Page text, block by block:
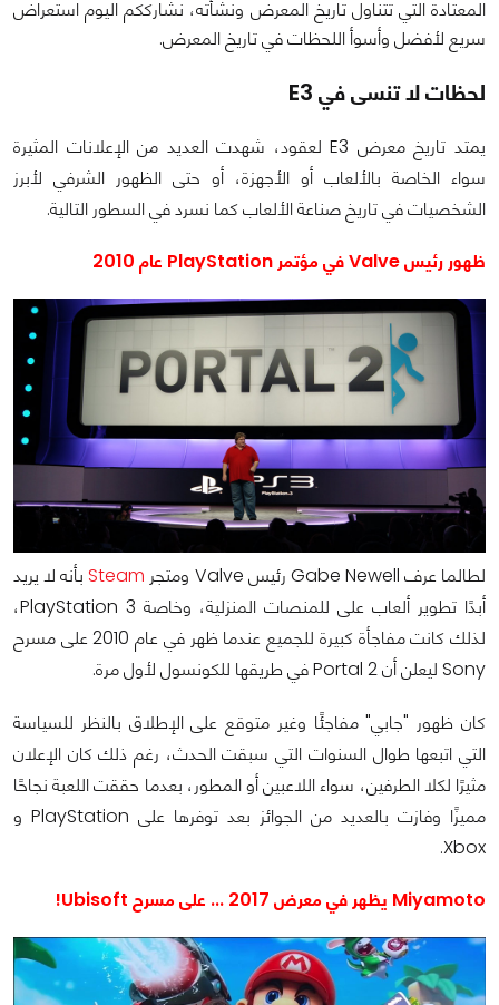
المعتادة التي تتناول تاريخ المعرض ونشأته، نشارككم اليوم استعراض
سريع لأفضل وأسوأ اللحظات في تاريخ المعرض.
لحظات لا تنسى في E3
يمتد تاريخ معرض E3 لعقود، شهدت العديد من الإعلانات المثيرة
سواء الخاصة بالألعاب أو الأجهزة، أو حتى الظهور الشرفي لأبرز
الشخصيات في تاريخ صناعة الألعاب كما نسرد في السطور التالية.
ظهور رئيس Valve في مؤتمر PlayStation عام 2010
لطالما عرف Gabe Newell رئيس Valve ومتجر Steamبأنه لا يريد
أبدًا تطوير ألعاب على للمنصات المنزلية، وخاصة PlayStation 3،
لذلك كانت مفاجأة كبيرة للجميع عندما ظهر في عام 2010 على مسرح
Sony ليعلن أن Portal 2 في طريقها للكونسول لأول مرة.
كان ظهور "جابي" مفاجئًا وغير متوقع على الإطلاق بالنظر للسياسة
التي اتبعها طوال السنوات التي سبقت الحدث، رغم ذلك كان الإعلان
مثيرًا لكلا الطرفين، سواء اللاعبين أو المطور، بعدما حققت اللعبة نجاحًا
مميزًا وفازت بالعديد من الجوائز بعد توفرها على PlayStation و
Xbox.
Miyamoto يظهر في معرض 2017 ... على مسرح Ubisoft!